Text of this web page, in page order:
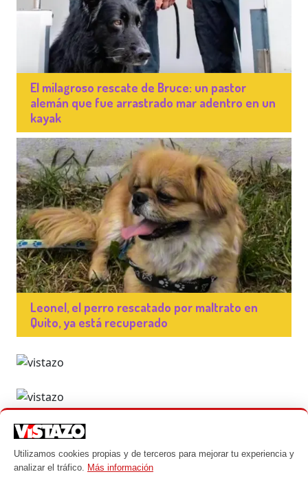
El milagroso rescate de Bruce: un pastor
alemán que fue arrastrado mar adentro en un
kayak
Leonel, el perro rescatado por maltrato en
Quito, ya está recuperado
Utilizamos cookies propias y de terceros para mejorar tu experiencia y
analizar el tráfico. Más información